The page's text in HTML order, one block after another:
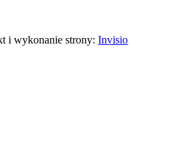
i wykonanie strony:Invisio